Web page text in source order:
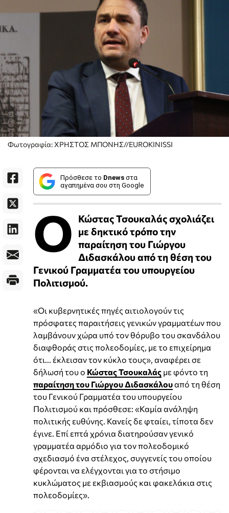
Φωτογραφία: ΧΡΗΣΤΟΣ ΜΠΟΝΗΣ//EUROKINISSI
Πρόσθεσε το Dnews στα
αγαπημένα σου στη Google
Ο Κώστας Τσουκαλάς σχολιάζει
με δηκτικό τρόπο την
παραίτηση του Γιώργου
Διδασκάλου από τη θέση του
Γενικού Γραμματέα του υπουργείου
Πολιτισμού.
«Οι κυβερνητικές πηγές αιτιολογούν τις
πρόσφατες παραιτήσεις γενικών γραμματέων που
λαμβάνουν χώρα υπό τον θόρυβο του σκανδάλου
διαφθοράς στις πολεοδομίες, με το επιχείρημα
ότι... έκλεισαν τον κύκλο τους», αναφέρει σε
δήλωσή του ο Κώστας Τσουκαλάς με φόντο τη
παραίτηση του Γιώργου Διδασκάλουαπό τη θέση
του Γενικού Γραμματέα του υπουργείου
Πολιτισμού και πρόσθεσε: «Καμία ανάληψη
πολιτικής ευθύνης. Κανείς δε φταίει, τίποτα δεν
έγινε. Επί επτά χρόνια διατηρούσαν γενικό
γραμματέα αρμόδιο για τον πολεοδομικό
σχεδιασμό ένα στέλεχος, συγγενείς του οποίου
φέρονται να ελέγχονται για το στήσιμο
κυκλώματος με εκβιασμούς και φακελάκια στις
πολεοδομίες».